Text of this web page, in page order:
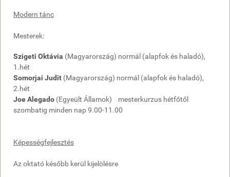
Modern tánc
Mesterek:
Szigeti Oktávia (Magyarország) normál (alapfok és haladó),
1.hét
Somorjai Judit (Magyarország) normál (alapfok és haladó),
2.hét
Joe Alegado (Egyeült Államok) mesterkurzus hétfőtől
szombatig minden nap 9.00-11.00
Képességfejlesztés
Az oktató később kerül kijelölésre